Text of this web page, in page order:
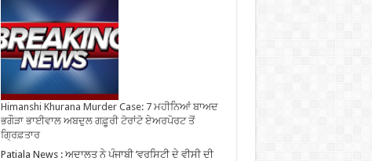
Himanshi Khurana Murder Case: 7 ਮਹੀਨਿਆਂ ਬਾਅਦ
ਭਗੌੜਾ ਭਾਈਵਾਲ ਅਬਦੁਲ ਗਫ਼ੂਰੀ ਟੋਰਾਂਟੋ ਏਅਰਪੋਰਟ ਤੋਂ
ਗ੍ਰਿਫ਼ਤਾਰ
Patiala News : ਅਦਾਲਤ ਨੇ ਪੰਜਾਬੀ ’ਵਰਸਿਟੀ ਦੇ ਵੀਸੀ ਦੀ